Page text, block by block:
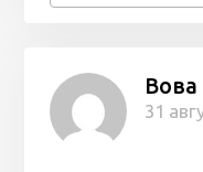
Вова
31